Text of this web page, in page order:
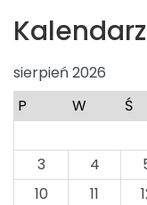
Kalendarz
sierpień 2026
P
W Ś
3
4
10
11